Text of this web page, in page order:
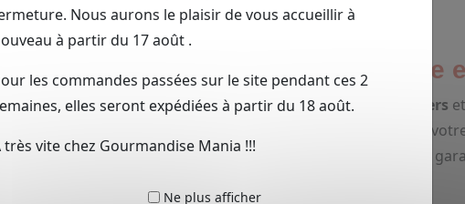
Nous aurons le plaisir de vous accueillir à
à partir du 17 août .
les commandes passées sur le site pendant ces 2
elles seront expédiées à partir du 18 août.
très vite chez Gourmandise Mania !!!
Ne plus afficher
autour de Saint-Pol-sur-Ternoise
de Saint-Pol-sur-Ternoise, notamment àLens,Béthune Lillers et
ou d’une création gourmande à Béthune, notre équipe est à
également les demandes dans le secteur de Lillers et Bours,